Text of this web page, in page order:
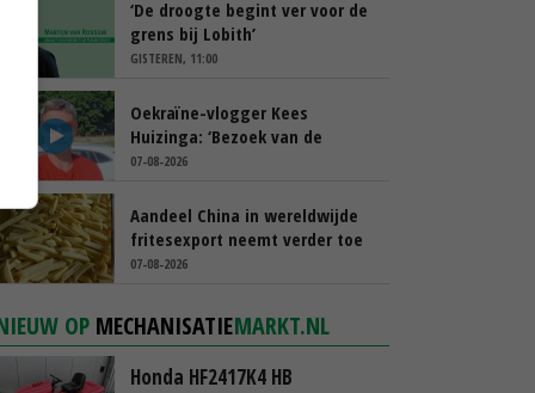
‘De droogte begint ver voor de
grens bij Lobith’
GISTEREN, 11:00
Oekraïne-vlogger Kees
Huizinga: ‘Bezoek van de
ambassade mag zelf groente
07-08-2026
Aandeel China in wereldwijde
fritesexport neemt verder toe
07-08-2026
OP MECHANISATIEMARKT.NL
Honda HF2417K4 HB